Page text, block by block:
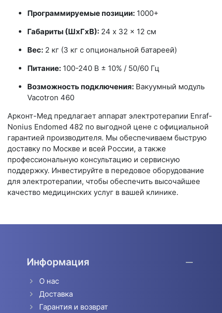
Программируемые позиции: 1000+
Габариты (ШхГхВ): 24 x 32 x 12 см
Вес: 2 кг (3 кг с опциональной батареей)
Питание: 100-240 В ± 10% / 50/60 Гц
Возможность подключения: Вакуумный модуль
Vacotron 460
Арконт-Мед предлагает аппарат электротерапии Enraf-
Nonius Endomed 482 по выгодной цене с официальной
гарантией производителя. Мы обеспечиваем быструю
доставку по Москве и всей России, а также
профессиональную консультацию и сервисную
поддержку. Инвестируйте в передовое оборудование
для электротерапии, чтобы обеспечить высочайшее
качество медицинских услуг в вашей клинике.
Информация
О нас
Доставка
Гарантия и возврат